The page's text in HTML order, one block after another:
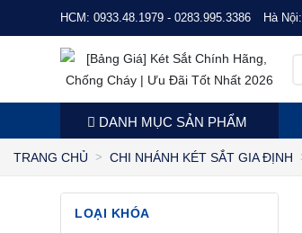
HCM: 0933.48.1979 - 0283.995.3386 Hà Nội:
DANH MỤC SẢN PHẨM
TRANG CHỦ CHI NHÁNH KÉT SẮT GIA ĐỊNH
LOẠI KHÓA